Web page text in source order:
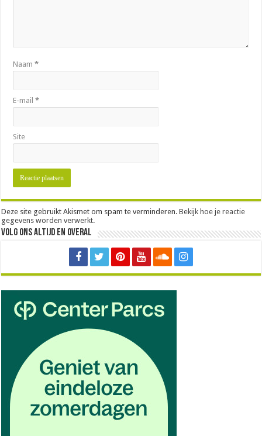
Naam*
E-mail*
Site
Deze site gebruikt Akismet om spam te verminderen.Bekijk hoe je reactie
gegevens worden verwerkt.
Volg ons altijd en overal